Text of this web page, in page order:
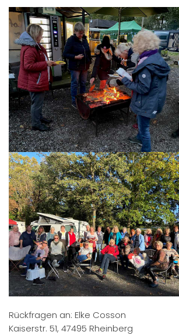
Rückfragen an: Elke Cosson
Kaiserstr. 51, 47495 Rheinberg